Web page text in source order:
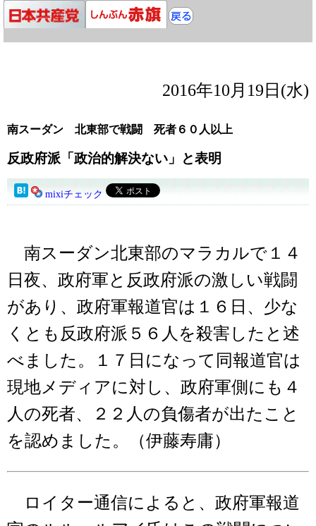
2016年10月19日(水)
南スーダン 北東部で戦闘 死者６０人以上
反政府派「政治的解決ない」と表明
mixiチェック
南スーダン北東部のマラカルで１４
日夜、政府軍と反政府派の激しい戦闘
があり、政府軍報道官は１６日、少な
くとも反政府派５６人を殺害したと述
べました。１７日になって同報道官は
現地メディアに対し、政府軍側にも４
人の死者、２２人の負傷者が出たこと
を認めました。（伊藤寿庸）
ロイター通信によると、政府軍報道